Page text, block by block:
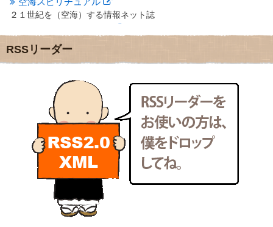
2011年12月(22)
2011年11月(28)
2011年10月(31)
2011年9月(24)
2011年8月(21)
2011年6月(13)
2011年5月
2011年4月
(17)
2011年3月(15)
2011年2月(22)
2011年1月(22)
2010年12月(21)
2010年11月
(14)
2010年9月(16)
(13)
２１世紀を（空海）する情報ネット誌
地域のライターさんです
小豆島 圓満寺
新聞屋の道具箱
新聞社で使われる用語の解説など
makotoさんの御符内巡礼記
東京の巡礼記です
POLYHEDON
いろいろなことが書いてあるよ
bunchan
あちこち行って！
目白鍼灸院
日本人の繊細な体質にあわせた、やさしく気持ちよい鍼灸治療で
RSSリーダー